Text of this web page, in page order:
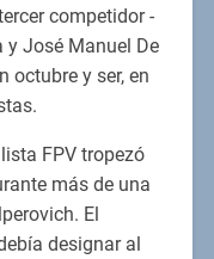
competidor -
y José Manuel De
octubre y ser, en
FPV tropezó
más de una
El
designar al